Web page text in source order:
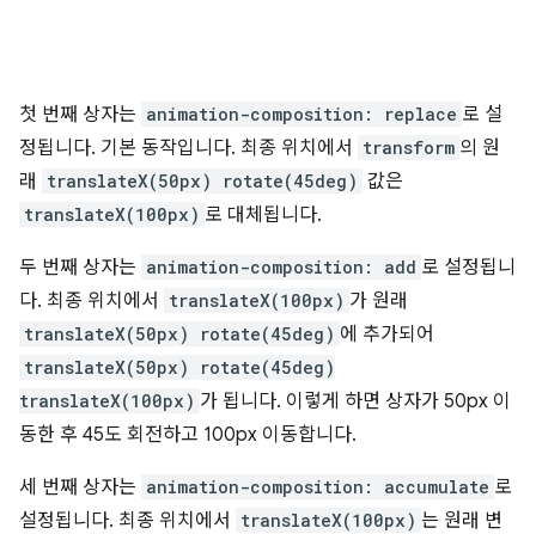
첫 번째 상자는 animation-composition: replace 로 설
정됩니다. 기본 동작입니다. 최종 위치에서
transform 의 원
래
translateX(50px) rotate(45deg) 값은
translateX(100px) 로 대체됩니다.
두 번째 상자는 animation-composition: add 로 설정됩니
다. 최종 위치에서
translateX(100px) 가 원래
translateX(50px) rotate(45deg) 에 추가되어
translateX(50px) rotate(45deg)
translateX(100px) 가 됩니다. 이렇게 하면 상자가 50px 이
동한 후 45도 회전하고 100px 이동합니다.
세 번째 상자는 animation-composition: accumulate 로
설정됩니다. 최종 위치에서
translateX(100px) 는 원래 변